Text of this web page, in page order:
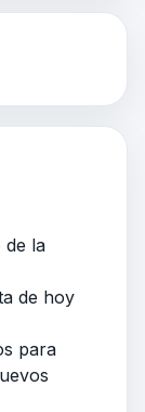
de la
de hoy
para